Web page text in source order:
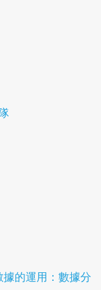
的運用：數據分